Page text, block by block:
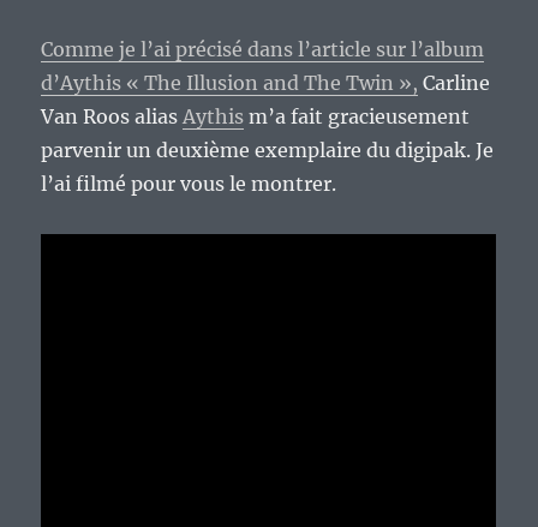
Comme je l’ai précisé dans l’article sur l’album
d’Aythis « The Illusion and The Twin », Carline
Van Roos aliasAythis m’a fait gracieusement
parvenir un deuxième exemplaire du digipak. Je
l’ai filmé pour vous le montrer.